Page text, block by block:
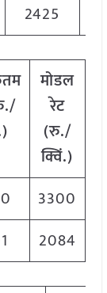
2425
मोडल
रेट
(रु./
क्विं.)
3300
2084